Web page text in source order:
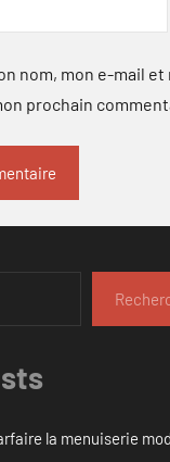
nom, mon e-mail et
prochain
la menuiserie